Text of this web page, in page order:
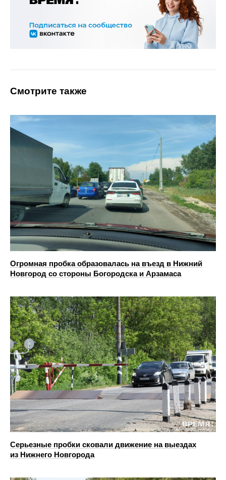
Смотрите также
Огромная пробка образовалась на въезд в Нижний
Новгород со стороны Богородска и Арзамаса
Серьезные пробки сковали движение на выездах
из Нижнего Новгорода